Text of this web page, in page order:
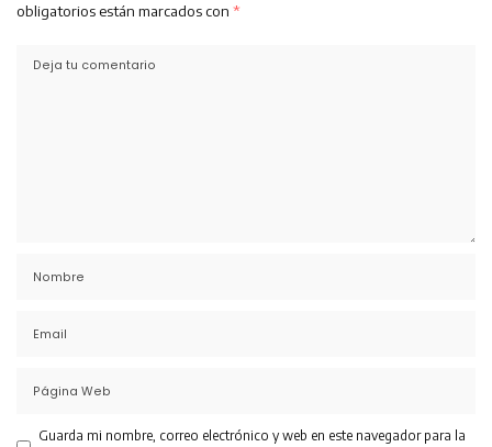
obligatorios están marcados con *
Guarda mi nombre, correo electrónico y web en este navegador para la